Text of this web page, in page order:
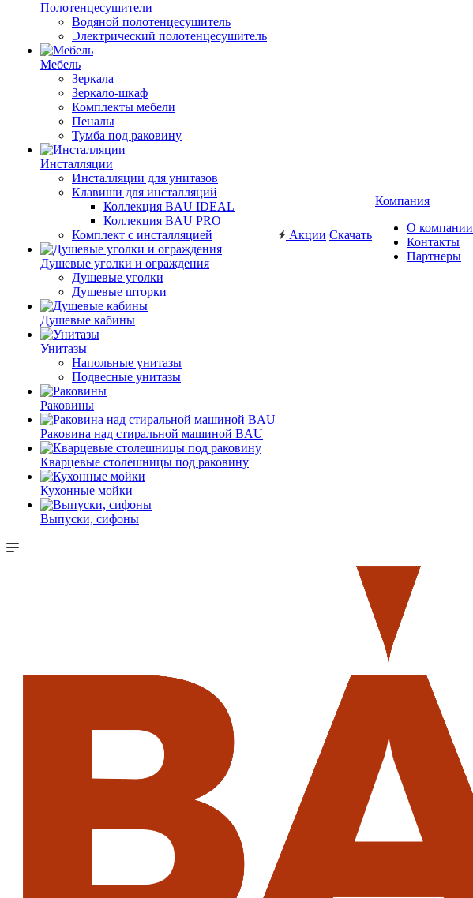
Полотенцесушители
Водяной полотенцесушитель
Электрический полотенцесушитель
Мебель
Зеркала
Зеркало-шкаф
Комплекты мебели
Пеналы
Тумба под раковину
Инсталляции
Инсталляции для унитазов
Клавиши для инсталляций
Коллекция BAU IDEAL
Коллекция BAU PRO
Комплект с инсталляцией
Душевые уголки и ограждения
Душевые уголки
Душевые шторки
Душевые кабины
Унитазы
Напольные унитазы
Подвесные унитазы
Раковины
Раковина над стиральной машиной BAU
Кварцевые столешницы под раковину
Кухонные мойки
Выпуски, сифоны
Акции Скачать
Компания
О компании
Контакты
Партнеры